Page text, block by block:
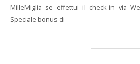
MilleMiglia se effettui il check-in via
Speciale bonus di